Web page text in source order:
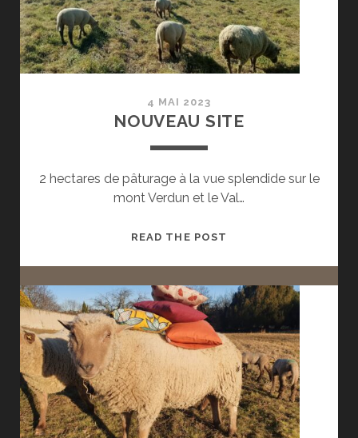
4 MAI 2023
NOUVEAU SITE
2 hectares de pâturage à la vue splendide sur le
mont Verdun et le Val…
READ THE POST